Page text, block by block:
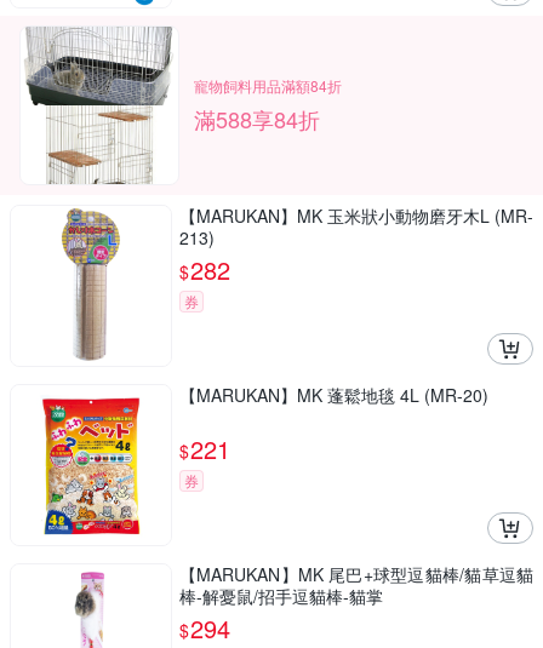
寵物飼料用品滿額84折
滿588享84折
【MARUKAN】MK 玉米狀小動物磨牙木L (MR-
213)
$282
券
【MARUKAN】MK 蓬鬆地毯 4L (MR-20)
$221
券
【MARUKAN】MK 尾巴+球型逗貓棒/貓草逗貓
棒-解憂鼠/招手逗貓棒-貓掌
$294